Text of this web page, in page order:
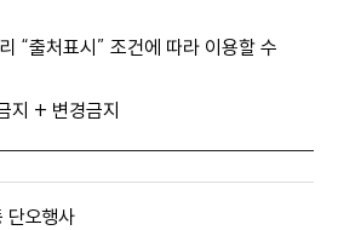
“출처표시” 조건에 따라 이용할 수
지 + 변경금지
단오행사